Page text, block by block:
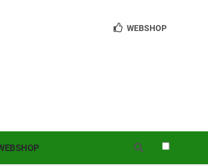
rajtol az Érdi VSE!
lépett pályára Érden
WEBSHOP